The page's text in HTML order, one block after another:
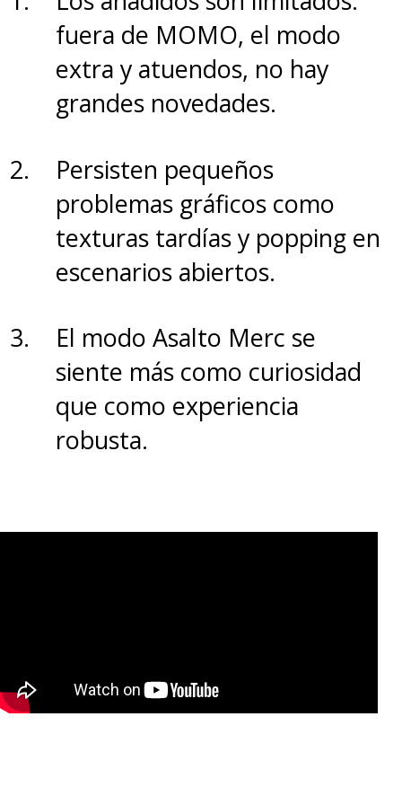
importantes, ninguno vale
menos que el otro. Si ese equipo
no hubiera funcionado, todo se
habría derrumbado.
Aunque la travesía tiene una
irregular partida, el live-
action de "One Piece" logra
camino, con personajes
entrañables y sin perder el
espíritu de aventura de la
obra original
fuera de MOMO, el modo
extra y atuendos, no hay
grandes novedades.
Persisten pequeños
problemas gráficos como
texturas tardías y popping en
escenarios abiertos.
El modo Asalto Merc se
siente más como curiosidad
que como experiencia
robusta.